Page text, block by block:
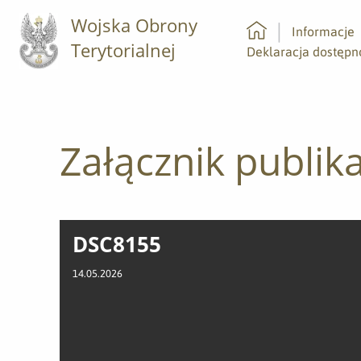
Wojska Obrony
Terytorialnej
Strona główna
Informacje
Deklaracja
Załącznik
DSC8155
14.05.2026